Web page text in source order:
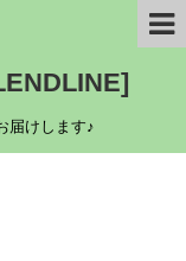
届けします♪